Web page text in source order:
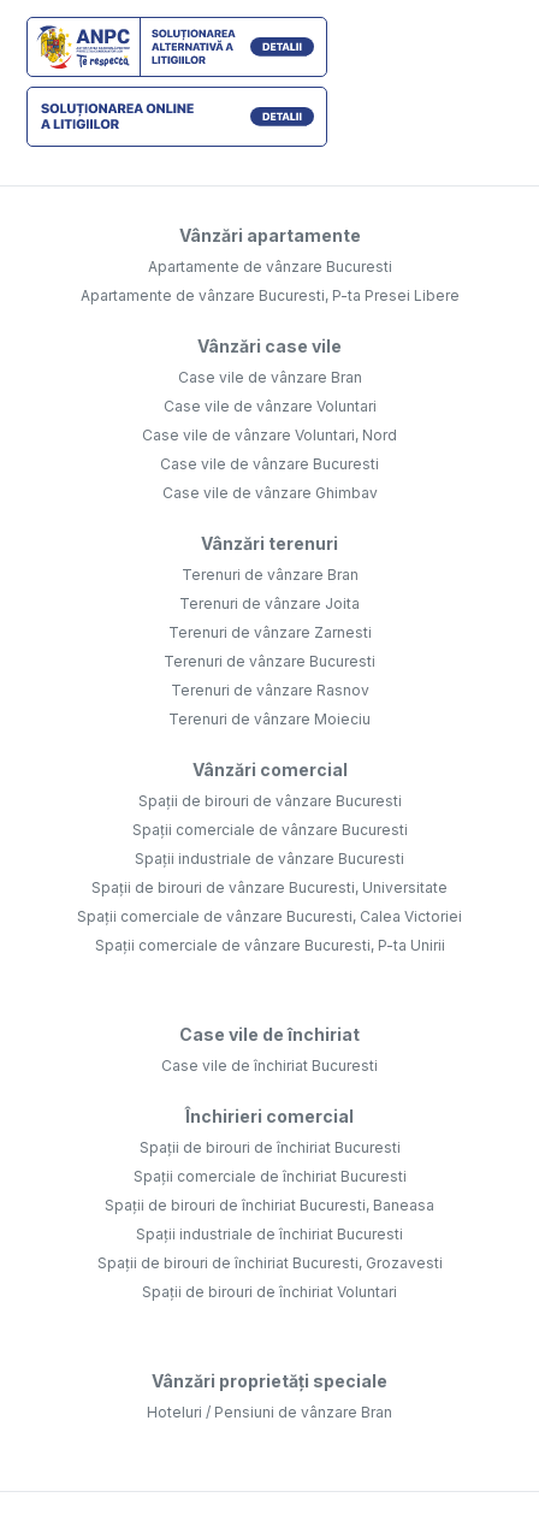
Vânzări apartamente
Apartamente de vânzare Bucuresti
Apartamente de vânzare Bucuresti, P-ta Presei Libere
Vânzări case vile
Case vile de vânzare Bran
Case vile de vânzare Voluntari
Case vile de vânzare Voluntari, Nord
Case vile de vânzare Bucuresti
Case vile de vânzare Ghimbav
Vânzări terenuri
Terenuri de vânzare Bran
Terenuri de vânzare Joita
Terenuri de vânzare Zarnesti
Terenuri de vânzare Bucuresti
Terenuri de vânzare Rasnov
Terenuri de vânzare Moieciu
Vânzări comercial
Spații de birouri de vânzare Bucuresti
Spații comerciale de vânzare Bucuresti
Spații industriale de vânzare Bucuresti
Spații de birouri de vânzare Bucuresti, Universitate
Spații comerciale de vânzare Bucuresti, Calea Victoriei
Spații comerciale de vânzare Bucuresti, P-ta Unirii
Case vile de închiriat
Case vile de închiriat Bucuresti
Închirieri comercial
Spații de birouri de închiriat Bucuresti
Spații comerciale de închiriat Bucuresti
Spații de birouri de închiriat Bucuresti, Baneasa
Spații industriale de închiriat Bucuresti
Spații de birouri de închiriat Bucuresti, Grozavesti
Spații de birouri de închiriat Voluntari
Vânzări proprietăți speciale
Hoteluri / Pensiuni de vânzare Bran